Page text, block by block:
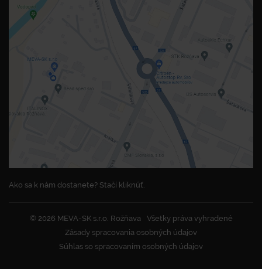
Ako sa k nám dostanete? Stačí kliknúť.
© 2026 MEVA-SK s.r.o. Rožňava
Všetky práva vyhradené
Zásady spracovania osobných údajov
Súhlas so spracovaním osobných údajov